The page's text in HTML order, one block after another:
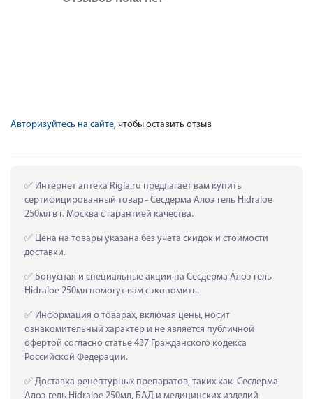
Авторизуйтесь на сайте, чтобы оставить отзыв
Интернет аптека Rigla.ru предлагает вам купить
сертифицированный товар - Сесдерма Алоэ гель Hidraloe
250мл в г. Москва с гарантией качества.
Цена на товары указана без учета скидок и стоимости
доставки.
Бонусная и специальные акции на Сесдерма Алоэ гель
Hidraloe 250мл помогут вам сэкономить.
Информация о товарах, включая цены, носит
ознакомительный характер и не является публичной
офертой согласно статье 437 Гражданского кодекса
Российской Федерации.
Доставка рецептурных препаратов, таких как  Сесдерма
Алоэ гель Hidraloe 250мл, БАД и медицинских изделий